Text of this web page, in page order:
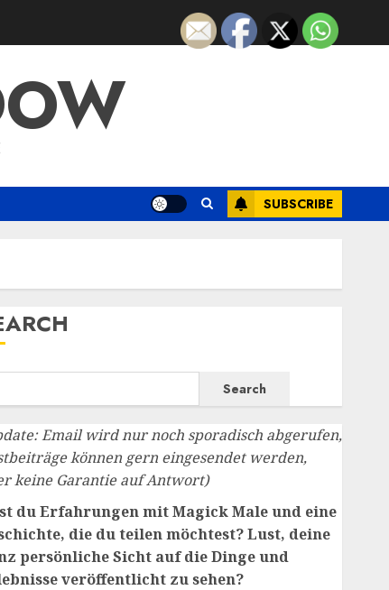
SUBSCRIBE
Search
Email wird nur noch sporadisch abgerufen,
können gern eingesendet werden,
keine Garantie auf Antwort)
du Erfahrungen mit Magick Male und eine
die du teilen möchtest? Lust, deine
persönliche Sicht auf die Dinge und
veröffentlicht zu sehen?